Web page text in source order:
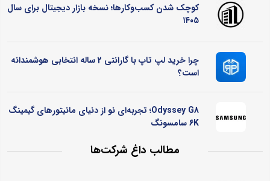
کوچک شدن کسب‌وکارها؛ نسخه بازار دیجیتال برای سال
۱۴۰۵
چرا خرید لپ تاپ با گارانتی 2 ساله انتخابی هوشمندانه
است؟
Odyssey G8؛ تجربه‌ای نو از دنیای مانیتورهای گیمینگ
6K سامسونگ
مطالب داغ شرکت‌ها